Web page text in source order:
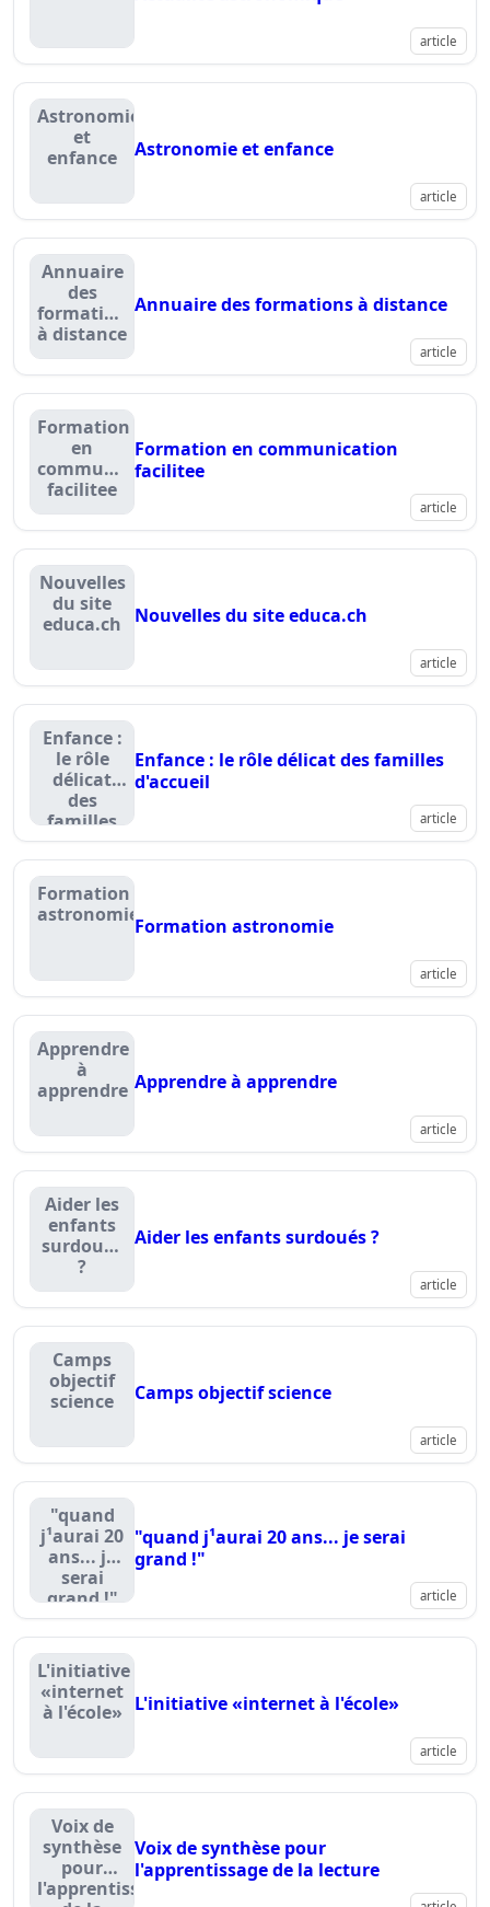
article
Astronomie
et
enfance
Astronomie et enfance
article
Annuaire
des
formations
à distance
Annuaire des formations à distance
article
Formation
en
communication
facilitee
Formation en communication
facilitee
article
Nouvelles
du site
educa.ch
Nouvelles du site educa.ch
article
Enfance :
le rôle
délicat
des
familles
d'accueil
Enfance : le rôle délicat des familles
d'accueil
article
Formation
astronomieFormation astronomie
article
Apprendre
à
apprendre Apprendre à apprendre
article
Aider les
enfants
surdoués
?
Aider les enfants surdoués ?
article
Camps
objectif
science
Camps objectif science
article
"quand
j¹aurai 20
ans... je
serai
grand !"
"quand j¹aurai 20 ans... je serai
grand !"
article
L'initiative
«internet
à l'école» L'initiative «internet à l'école»
article
Voix de
synthèse
pour
l'apprentissage
Voix de synthèse pour
l'apprentissage de la lecture